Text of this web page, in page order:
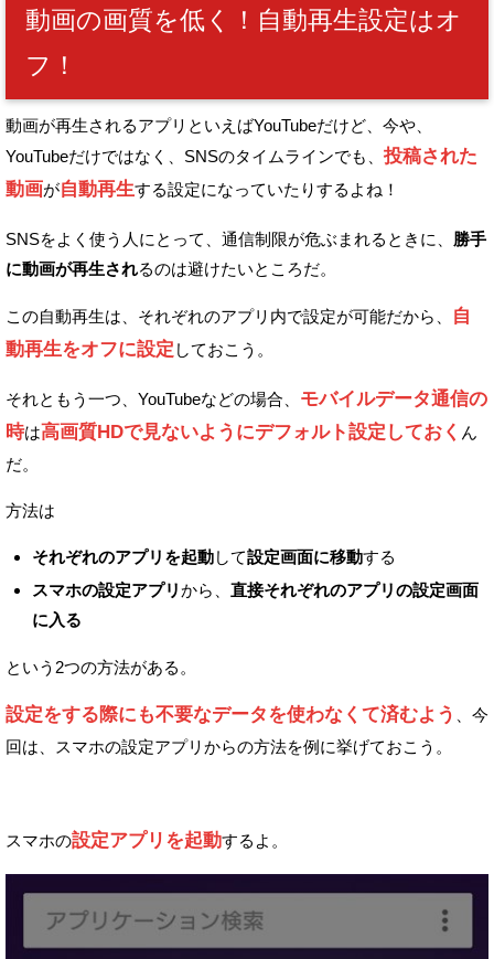
動画の画質を低く！自動再生設定はオ
フ！
動画が再生されるアプリといえばYouTubeだけど、 今や、
YouTubeだけではなく、SNSのタイムラインでも、 投稿された
動画が自動再生する設定になっていたりするよね！
SNSをよく使う人にとって、通信制限が危ぶまれるときに、 勝手
に動画が再生されるのは避けたいところだ。
この自動再生は、それぞれのアプリ内で設定が可能だから、
自
動再生をオフに設定 しておこう。
それともう一つ、YouTubeなどの場合、 モバイルデータ通信の
時は高画質HDで見ないようにデフォルト設定しておく ん
だ。
方法は
それぞれのアプリを起動して設定画面に移動する
スマホの設定アプリから、 直接それぞれのアプリの設定画面
に入る
という2つの方法がある。
設定をする際にも不要なデータを使わなくて済むよう
今
回は、スマホの設定アプリからの方法を例に挙げておこう。
スマホの設定アプリを起動するよ。